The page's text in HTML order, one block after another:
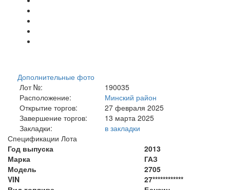
Дополнительные фото
Лот №:
190035
Расположение:
Минский район
Открытие торгов:
27 февраля 2025
Завершение торгов:
13 марта 2025
Закладки:
в закладки
Спецификации Лота
Год выпуска
2013
Марка
ГАЗ
Модель
2705
VIN
27************